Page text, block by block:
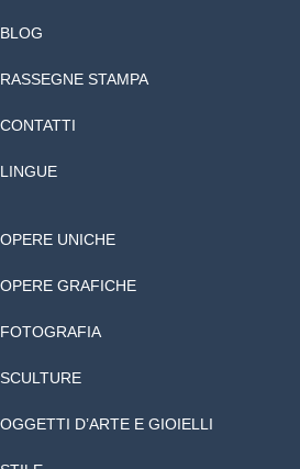
BLOG
RASSEGNE STAMPA
CONTATTI
LINGUE
OPERE UNICHE
OPERE GRAFICHE
FOTOGRAFIA
SCULTURE
OGGETTI D’ARTE E GIOIELLI